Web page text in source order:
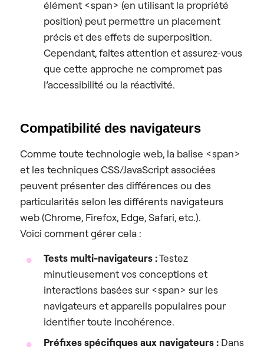
élément <span> (en utilisant la propriété
position) peut permettre un placement
précis et des effets de superposition.
Cependant, faites attention et assurez-vous
que cette approche ne compromet pas
l’accessibilité ou la réactivité.
Compatibilité des navigateurs
Comme toute technologie web, la balise <span>
et les techniques CSS/JavaScript associées
peuvent présenter des différences ou des
particularités selon les différents navigateurs
web (Chrome, Firefox, Edge, Safari, etc.).
Voici comment gérer cela :
Tests multi-navigateurs :Testez
minutieusement vos conceptions et
interactions basées sur <span> sur les
navigateurs et appareils populaires pour
identifier toute incohérence.
Préfixes spécifiques aux navigateurs : Dans